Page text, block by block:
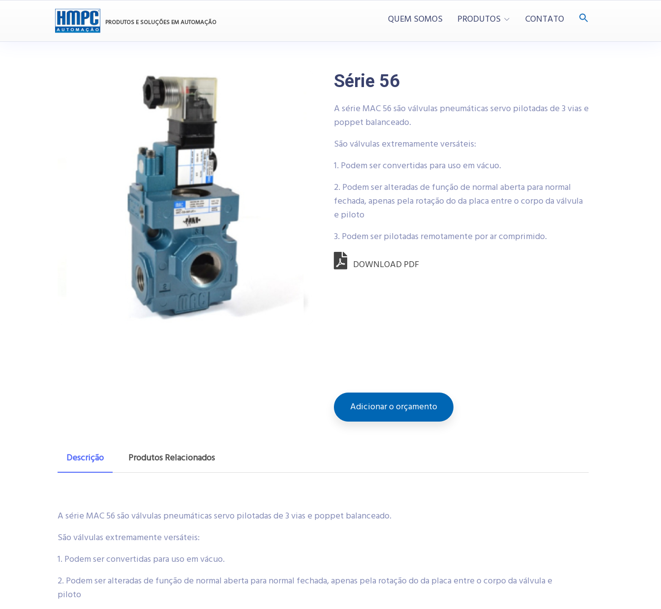
PRODUTOS E SOLUÇÕES EM AUTOMAÇÃO QUEM SOMOS PRODUTOS CONTATO
Série 56
A série MAC 56 são válvulas pneumáticas servo pilotadas de 3 vias e
poppet balanceado.
São válvulas extremamente versáteis:
1. Podem ser convertidas para uso em vácuo.
2. Podem ser alteradas de função de normal aberta para normal
fechada, apenas pela rotação do da placa entre o corpo da válvula
e piloto
3. Podem ser pilotadas remotamente por ar comprimido.
DOWNLOAD PDF
Adicionar o orçamento
Descrição Produtos Relacionados
A série MAC 56 são válvulas pneumáticas servo pilotadas de 3 vias e poppet balanceado.
São válvulas extremamente versáteis:
1. Podem ser convertidas para uso em vácuo.
2. Podem ser alteradas de função de normal aberta para normal fechada, apenas pela rotação do da placa entre o corpo da válvula e
piloto